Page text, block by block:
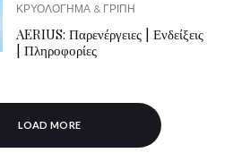
ΚΡΥΟΛΟΓΗΜΑ & ΓΡΙΠΗ
AERIUS: Παρενέργειες | Ενδείξεις
| Πληροφορίες
LOAD MORE